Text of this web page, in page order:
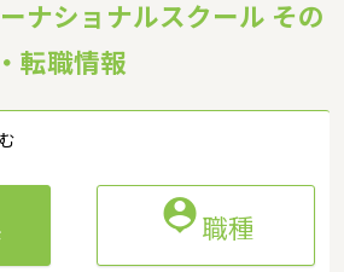
ナショナルスクール その
転職情報
職種